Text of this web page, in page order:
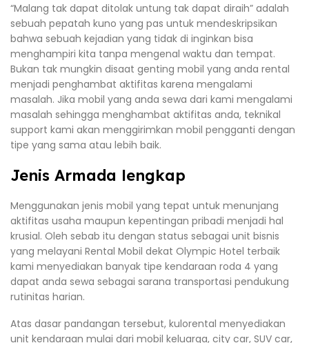
“Malang tak dapat ditolak untung tak dapat diraih” adalah
sebuah pepatah kuno yang pas untuk mendeskripsikan
bahwa sebuah kejadian yang tidak di inginkan bisa
menghampiri kita tanpa mengenal waktu dan tempat.
Bukan tak mungkin disaat genting mobil yang anda rental
menjadi penghambat aktifitas karena mengalami
masalah. Jika mobil yang anda sewa dari kami mengalami
masalah sehingga menghambat aktifitas anda, teknikal
support kami akan menggirimkan mobil pengganti dengan
tipe yang sama atau lebih baik.
Jenis Armada lengkap
Menggunakan jenis mobil yang tepat untuk menunjang
aktifitas usaha maupun kepentingan pribadi menjadi hal
krusial. Oleh sebab itu dengan status sebagai unit bisnis
yang melayani Rental Mobil dekat Olympic Hotel terbaik
kami menyediakan banyak tipe kendaraan roda 4 yang
dapat anda sewa sebagai sarana transportasi pendukung
rutinitas harian.
Atas dasar pandangan tersebut, kulorental menyediakan
unit kendaraan mulai dari mobil keluarga, city car, SUV car,